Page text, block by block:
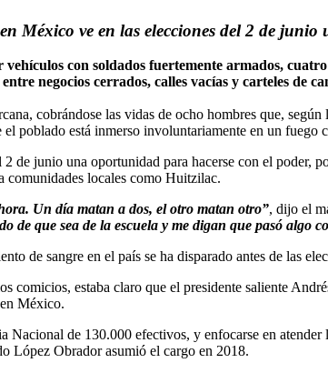
México ve en las elecciones del 2 de
con soldados fuertemente armados,
negocios cerrados, calles vacías y carteles
cobrándose las vidas de ocho hombres que,
poblado está inmerso involuntariamente en un fuego
junio una oportunidad para hacerse con el poder,
comunidades locales como Huitzilac.
Un día matan a dos, el otro matan otro”, dijo el
de que sea de la escuela y me digan que pasó algo
de sangre en el país se ha disparado antes de las
comicios, estaba claro que el presidente saliente
México.
de 130.000 efectivos, y enfocarse en
López Obrador asumió el cargo en 2018.